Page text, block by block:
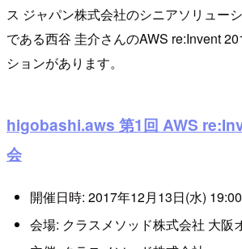
ス ジャパン株式会社のシニアソリュー
である西谷 圭介さんのAWS re:Invent
ションがあります。
higobashi.aws 第1回 AWS
会
開催日時: 2017年12月13日(水)
会場: クラスメソッド株式会社 大阪